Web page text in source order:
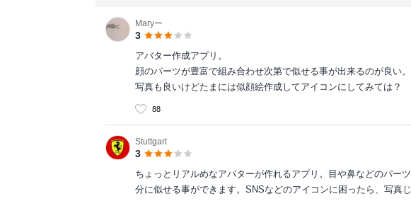
Maryー
3
アバター作成アプリ。
顔のパーツが豊富で組み合わせ次第で似せる事が出来るのが良い。
写真も良いけどたまには似顔絵作成してアイコンにしてみては？
88
Stuttgart
3
ちょっとリアルめなアバターが作れるアプリ。目や鼻などのパー
分に似せる事ができます。SNSなどのアイコンに困ったら、写真